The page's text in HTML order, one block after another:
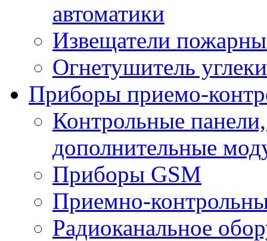
автоматики
Извещатели
Огнетушитель
Приборы приемо-
Контрольные
дополнительные
Приборы GSM
Приемно-
Радиоканальное